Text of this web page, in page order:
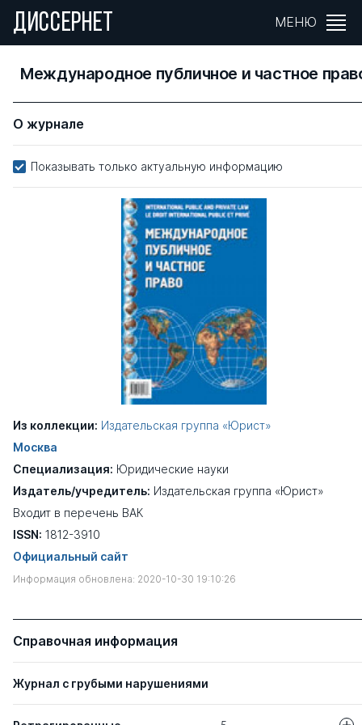
ДИССЕРНЕТ МЕНЮ
Международное публичное и частное
О журнале
Показывать только актуальную информацию
Из коллекции: Издательская группа «Юрист»
Москва
Специализация: Юридические науки
Издатель/учредитель: Издательская группа «Юрист»
Входит в перечень ВАК
ISSN: 1812-3910
Официальный сайт
Информация обновлена: 2020-10-30 19:10:26
Справочная информация
Журнал с грубыми нарушениями